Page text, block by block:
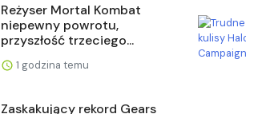
Reżyser Mortal Kombat
niepewny powrotu,
przyszłość trzeciego...
1 godzina temu
Zaskakujący rekord Gears